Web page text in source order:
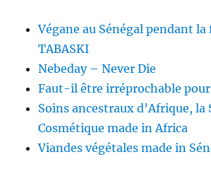
Végane au Sénégal pendant la
TABASKI
Nebeday – Never Die
Faut-il être irréprochable pour
Soins ancestraux d’Afrique, la
Cosmétique made in Africa
Viandes végétales made in